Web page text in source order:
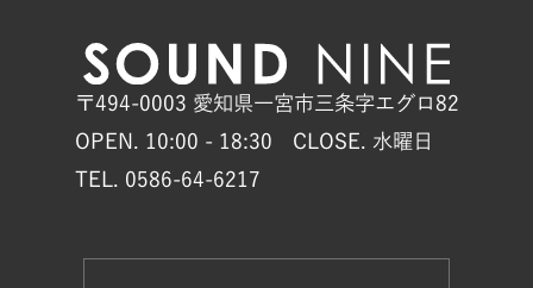
〒494-0003 愛知県一宮市三条字エグロ82
OPEN. 10:00 - 18:30 CLOSE. 水曜日
TEL. 0586-64-6217